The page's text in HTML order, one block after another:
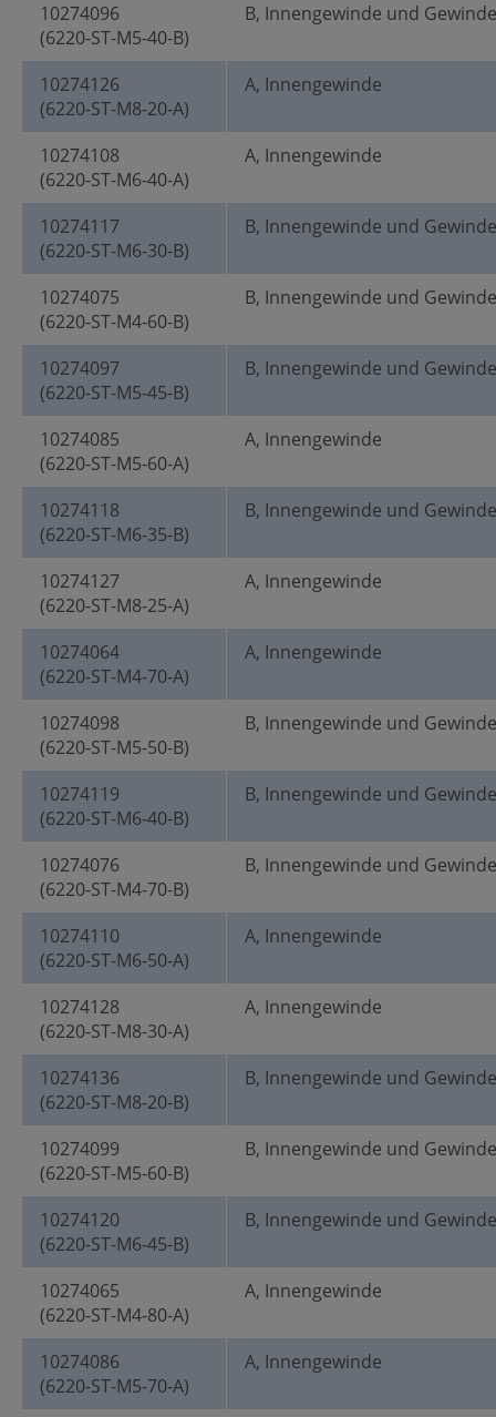
10274096
(6220-ST-M5-40-B)
B, Innengewinde und
10274126
(6220-ST-M8-20-A)
A, Innengewinde
10274108
(6220-ST-M6-40-A)
A, Innengewinde
10274117
(6220-ST-M6-30-B)
B, Innengewinde und
10274075
(6220-ST-M4-60-B)
B, Innengewinde und
10274097
(6220-ST-M5-45-B)
B, Innengewinde und
10274085
(6220-ST-M5-60-A)
A, Innengewinde
10274118
(6220-ST-M6-35-B)
B, Innengewinde und
10274127
(6220-ST-M8-25-A)
A, Innengewinde
10274064
(6220-ST-M4-70-A)
A, Innengewinde
10274098
(6220-ST-M5-50-B)
B, Innengewinde und
10274119
(6220-ST-M6-40-B)
B, Innengewinde und
10274076
(6220-ST-M4-70-B)
B, Innengewinde und
10274110
(6220-ST-M6-50-A)
A, Innengewinde
10274128
(6220-ST-M8-30-A)
A, Innengewinde
10274136
(6220-ST-M8-20-B)
B, Innengewinde und
10274099
(6220-ST-M5-60-B)
B, Innengewinde und
10274120
(6220-ST-M6-45-B)
B, Innengewinde und
10274065
(6220-ST-M4-80-A)
A, Innengewinde
10274086
(6220-ST-M5-70-A)
A, Innengewinde